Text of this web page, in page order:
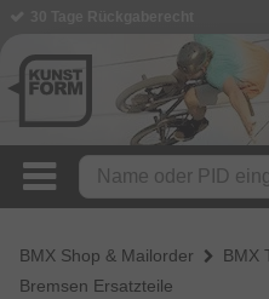
BMX Shop & Mailorder BMX
Bremsen Ersatzteile